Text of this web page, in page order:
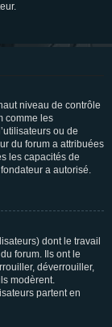
niveau de contrôle
comme les
ou de
du forum a attribuées
les capacités de
a autorisé.
dont le travail
forum. Ils ont le
déverrouiller,
modèrent.
partent en